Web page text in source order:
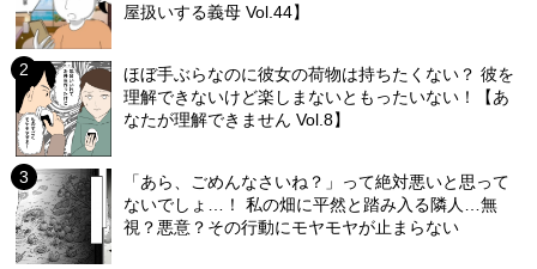
屋扱いする義母 Vol.44】
ほぼ手ぶらなのに彼女の荷物は持ちたくない？ 彼を
理解できないけど楽しまないともったいない！【あ
なたが理解できません Vol.8】
「あら、ごめんなさいね？」って絶対悪いと思って
ないでしょ…！ 私の畑に平然と踏み入る隣人…無
視？悪意？その行動にモヤモヤが止まらない